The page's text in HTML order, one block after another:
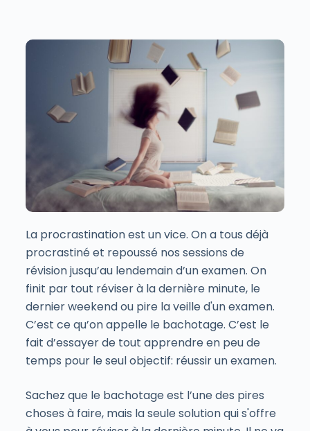
La procrastination est un vice. On a tous déjà
procrastiné et repoussé nos sessions de
révision jusqu’au lendemain d’un examen. On
finit par tout réviser à la dernière minute, le
dernier weekend ou pire la veille d'un examen.
C’est ce qu’on appelle le bachotage. C’est le
fait d’essayer de tout apprendre en peu de
temps pour le seul objectif: réussir un examen.
Sachez que le bachotage est l’une des pires
choses à faire, mais la seule solution qui s'offre